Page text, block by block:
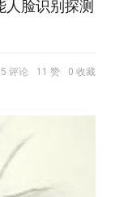
人脸识别探测
5 评论 11 赞 0 收藏